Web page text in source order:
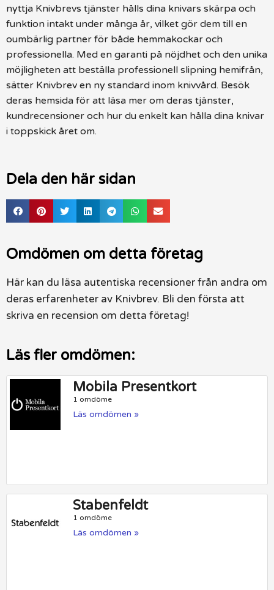
nyttja Knivbrevs tjänster hålls dina knivars skärpa och
funktion intakt under många år, vilket gör dem till en
oumbärlig partner för både hemmakockar och
professionella. Med en garanti på nöjdhet och den unika
möjligheten att beställa professionell slipning hemifrån,
sätter Knivbrev en ny standard inom knivvård. Besök
deras hemsida för att läsa mer om deras tjänster,
kundrecensioner och hur du enkelt kan hålla dina knivar
i toppskick året om.
Dela den här sidan
Omdömen om detta företag
Här kan du läsa autentiska recensioner från andra om
deras erfarenheter av Knivbrev. Bli den första att
skriva en recension om detta företag!
Läs fler omdömen:
Mobila Presentkort
1 omdöme
Läs omdömen »
Stabenfeldt
1 omdöme
Läs omdömen »